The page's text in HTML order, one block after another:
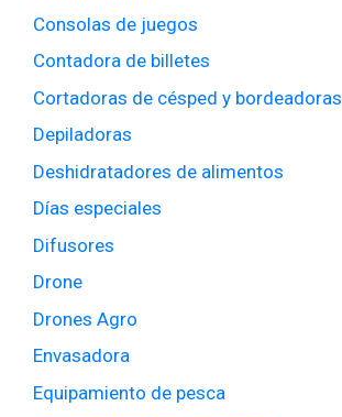
Consolas de juegos
Contadora de billetes
Cortadoras de césped y bordeadoras
Depiladoras
Deshidratadores de alimentos
Días especiales
Difusores
Drone
Drones Agro
Envasadora
Equipamiento de pesca